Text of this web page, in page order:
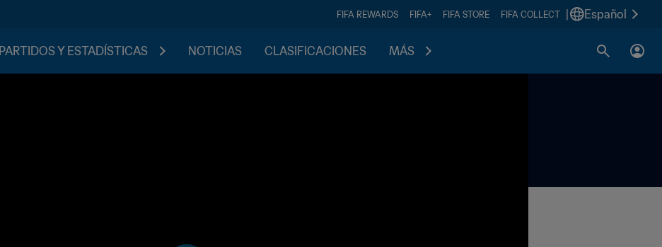
FIFA REWARDS FIFA+ FIFA STORE FIFA COLLECT Español
PARTIDOS Y ESTADÍSTICAS NOTICIAS CLASIFICACIONES MÁS